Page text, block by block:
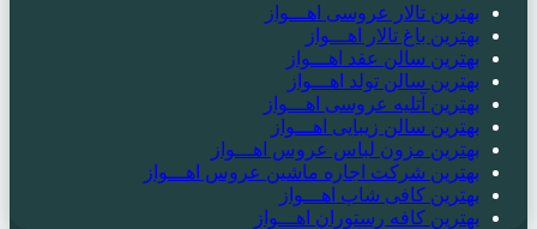
بهترین تالار عروسی اهـــواز
بهترین باغ تالار اهـــواز
بهترین سالن عقد اهـــواز
بهترین سالن تولد اهـــواز
بهترین آتلیه عروسی اهـــواز
بهترین سالن زیبایی اهـــواز
بهترین مزون لباس عروس اهـــواز
بهترین شرکت اجاره ماشین عروس اهـــواز
بهترین کافی شاپ اهـــواز
بهترین کافه رستوران اهـــواز